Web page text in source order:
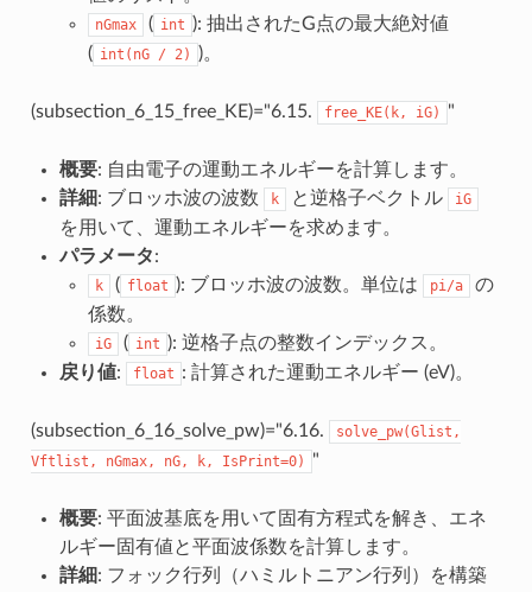
nGmax ( int ): 抽出されたG点の最大絶対値
( int(nG / 2) )。
(subsection_6_15_free_KE)="6.15. free_KE(k, iG) "
概要: 自由電子の運動エネルギーを計算します。
詳細: ブロッホ波の波数 k と逆格子ベクトル iG
を用いて、運動エネルギーを求めます。
パラメータ:
k ( float ): ブロッホ波の波数。単位は pi/a
の
係数。
iG ( int ): 逆格子点の整数インデックス。
戻り値: float : 計算された運動エネルギー (eV)。
(subsection_6_16_solve_pw)="6.16.
solve_pw(Glist,
Vftlist,
nGmax, nG, k, IsPrint=0) "
概要: 平面波基底を用いて固有方程式を解き、エネ
ルギー固有値と平面波係数を計算します。
詳細: フォック行列（ハミルトニアン行列）を構築